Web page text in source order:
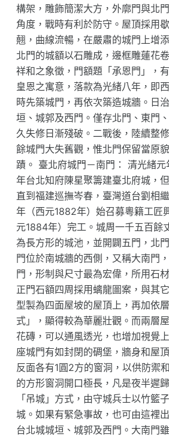
構架，雕飾簡潔大方，外廓門與北
角度，戰時有利於防守。屋頂採用
翹，曲線流暢，在嚴肅的城門上增
北門的城額以石雕成，邊框雕蓮花
祥和之象徵，門額題「承恩門」，
皇恩之寓意，落款為光緒八年，即
時先築城門，再依次築造城牆。日
垣、城郭及西門。僅存北門、東門
久失修日漸殘破。二戰後，陸續整
餘城門大失舊觀，惟北門保留當原
蹟。 臺北府城門－南門： 清光緒
年台北知府陳星聚籌建臺北府城，
直到福建巡撫岑春，臺灣道台劉相
年（西元1882年）始召募粵籍工匠
元1884年）完工。城周一千五百餘
為長方形的城池，並開闢五門，北
門位於南城牆的西側，又稱大南門
門，形制與尺寸最為宏偉，所用石
正門石額四周採用螭龍圖案，與其
型製為四面屋坡的屋頂上，再加依
式」，顯得較為華麗壯觀。而兩層
花磚，可以通風透光，也增加視覺
座城門有如封閉的碉堡，牆身和屋
反面各有1圓2方的窗洞，以供防禦
的方形窗洞開口極長，凡是夜半遲
「吊城」方式，由守城兵士以竹籃
城。如果有緊急事故，也可由這裡
台北城城垣、城郭及西門。大南門